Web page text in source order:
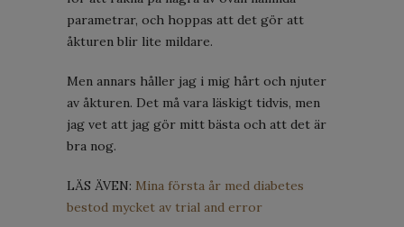
parametrar, och hoppas att det gör att
åkturen blir lite mildare.
Men annars håller jag i mig hårt och njuter
av åkturen. Det må vara läskigt tidvis, men
jag vet att jag gör mitt bästa och att det är
bra nog.
LÄS ÄVEN: Mina första år med diabetes
bestod mycket av trial and error